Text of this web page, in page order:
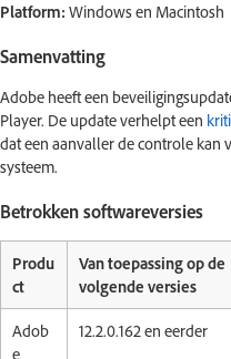
Platform: Windows en Macintosh
Samenvatting
Adobe heeft een
Player. De update verhelpt een
dat een aanvaller de controle kan
systeem.
Betrokken softwareversies
Produ
ct
Van toepassing op de
volgende versies
Adob
e
12.2.0.162 en eerder